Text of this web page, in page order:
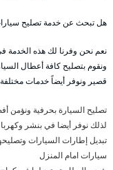
هل تبحث عن خدمة تصليح
نعم نحن وفرنا لك هذه الخدمة
ونقوم بتصليح كافة أعطال
قصير ونوفر أيضاً خدمات مختلفة
تصليح السيارة بحرفية ونؤمن
لذلك نوفر أيضا في بنشر
تبديل إطارات السيارات
سيارات امام المنزل